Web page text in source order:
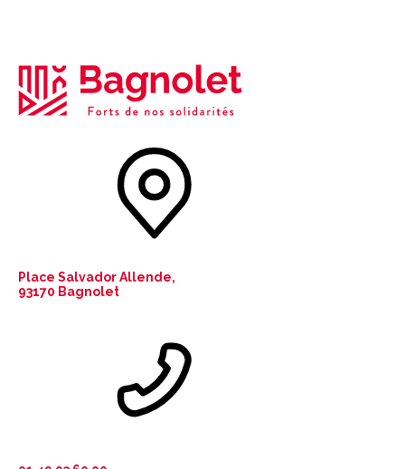
Place Salvador Allende,
93170 Bagnolet